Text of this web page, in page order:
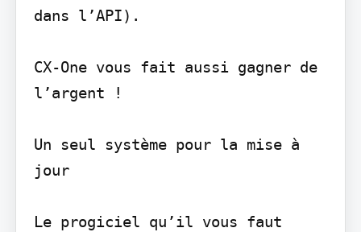
dans l’API).
CX-One vous fait aussi gagner de
l’argent !
Un seul système pour la mise à
jour
Le progiciel qu’il vous faut